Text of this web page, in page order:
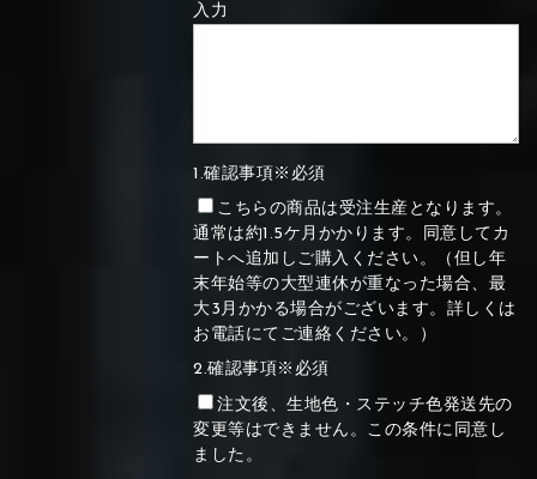
入力
1.確認事項※必須
こちらの商品は受注生産となります。
通常は約1.5ケ月かかります。同意してカ
ートへ追加しご購入ください。（但し年
末年始等の大型連休が重なった場合、最
大3月かかる場合がございます。詳しくは
お電話にてご連絡ください。）
2.確認事項※必須
注文後、生地色・ステッチ色発送先の
変更等はできません。この条件に同意し
ました。